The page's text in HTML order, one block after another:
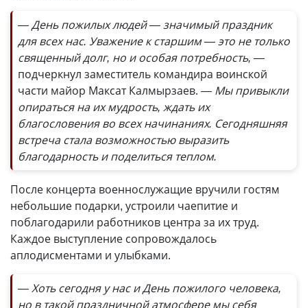
— День пожилых людей — значимый праздник
для всех нас. Уважение к старшим — это не только
священный долг, но и особая потребность, —
подчеркнул заместитель командира воинской
части майор Максат Калмырзаев. — Мы привыкли
опираться на их мудрость, ждать их
благословения во всех начинаниях. Сегодняшняя
встреча стала возможностью выразить
благодарность и поделиться теплом.
После концерта военнослужащие вручили гостям
небольшие подарки, устроили чаепитие и
поблагодарили работников центра за их труд.
Каждое выступление сопровождалось
аплодисментами и улыбками.
— Хоть сегодня у нас и День пожилого человека,
но в такой праздничной атмосфере мы себя